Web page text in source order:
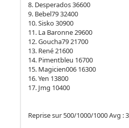
8. Desperados 36600
9. Bebel79 32400
10. Sisko 30900
11. La Baronne 29600
12. Goucha79 21700
13. René 21600
14. Pimentbleu 16700
15. Magicien006 16300
16. Yen 13800
17. Jmg 10400
Reprise sur 500/1000/1000 Avg :